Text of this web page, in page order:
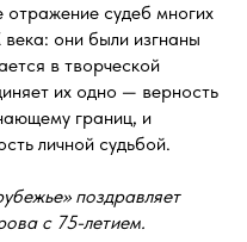
судеб многих
они были изгнаны
в творческой
их одно — верность
границ, и
личной судьбой.
поздравляет
с 75-летием.